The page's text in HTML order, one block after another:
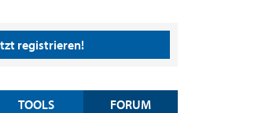
registrieren!
TOOLS FORUM